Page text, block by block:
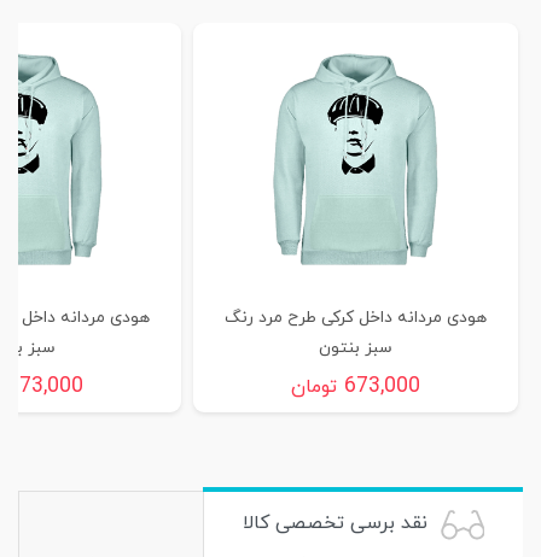
هودی مردانه داخل کرکی طرح مرد رنگ
سبز بنتون
673,000 تومان
هودی مردانه داخل
سبز
673,000
نقد برسی تخصصی کالا